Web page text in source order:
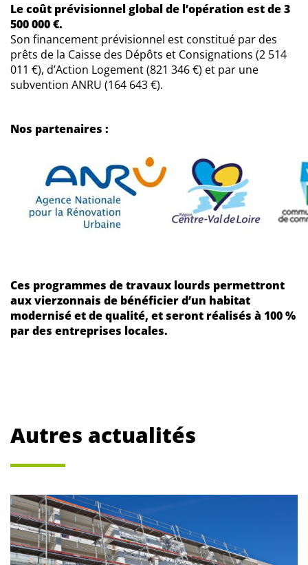
Le coût prévisionnel global de l’opération est de 3
500 000 €.
Son financement prévisionnel est constitué par des
prêts de la Caisse des Dépôts et Consignations (2 514
011 €), d’Action Logement (821 346 €) et par une
subvention ANRU (164 643 €).
Nos partenaires :
Ces programmes de travaux lourds permettront
aux vierzonnais de bénéficier d’un habitat
modernisé et de qualité, et seront réalisés à 100 %
par des entreprises locales.
Autres actualités